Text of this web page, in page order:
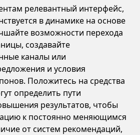
релевантный интерфейс,
в динамике на основе
возможности перехода
создавайте
каналы или
и условия
Положитесь на средства
определить пути
результатов, чтобы
к постоянно меняющимся
от систем рекомендаций,